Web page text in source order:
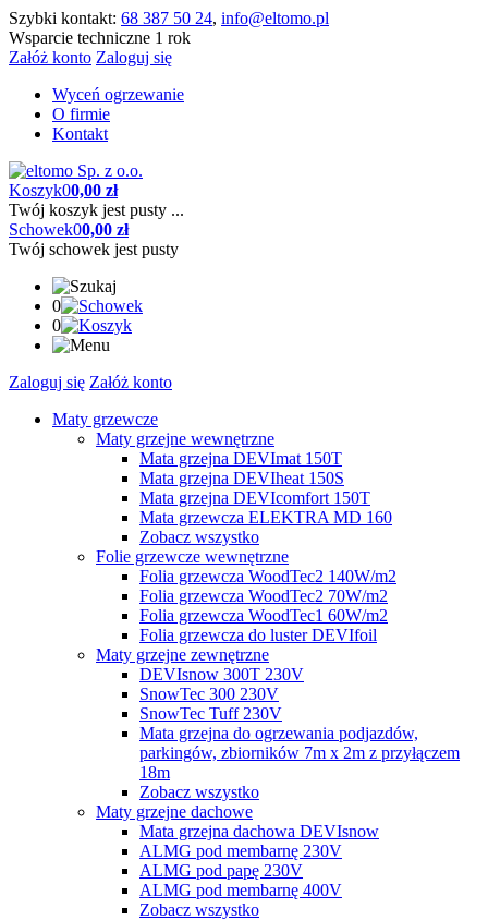
Szybki kontakt: 68 387 50 24, info@eltomo.pl
Wsparcie techniczne 1 rok
Załóż konto Zaloguj się
Wyceń ogrzewanie
O firmie
Kontakt
Koszyk00,00 zł
Twój koszyk jest pusty ...
Schowek00,00 zł
Twój schowek jest pusty
0
0
Zaloguj się Załóż konto
Maty grzewcze
Maty grzejne wewnętrzne
Mata grzejna DEVImat 150T
Mata grzejna DEVIheat 150S
Mata grzejna DEVIcomfort 150T
Mata grzewcza ELEKTRA MD 160
Zobacz wszystko
Folie grzewcze wewnętrzne
Folia grzewcza WoodTec2 140W/m2
Folia grzewcza WoodTec2 70W/m2
Folia grzewcza WoodTec1 60W/m2
Folia grzewcza do luster DEVIfoil
Maty grzejne zewnętrzne
DEVIsnow 300T 230V
SnowTec 300 230V
SnowTec Tuff 230V
Mata grzejna do ogrzewania podjazdów,
parkingów, zbiorników 7m x 2m z przyłączem
18m
Zobacz wszystko
Maty grzejne dachowe
Mata grzejna dachowa DEVIsnow
ALMG pod membarnę 230V
ALMG pod papę 230V
ALMG pod membarnę 400V
Zobacz wszystko